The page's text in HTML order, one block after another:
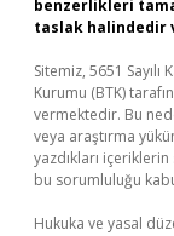
benzerlikleri
taslak halindedir
Sitemiz, 5651
Kurumu (BTK)
vermektedir. Bu
veya araştırma
yazdıkları
bu sorumluluğu
Hukuka ve yasal